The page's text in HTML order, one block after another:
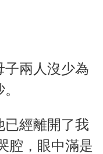
子兩人沒少為
已經離開了我
腔，眼中滿是